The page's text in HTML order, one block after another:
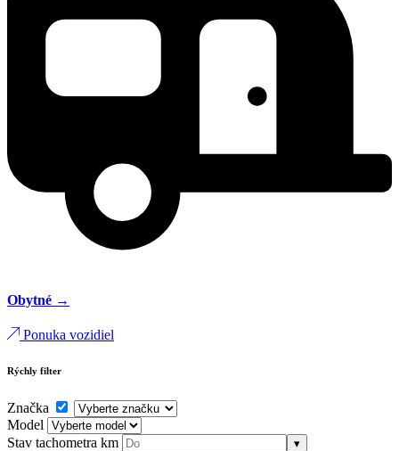
Obytné →
Ponuka vozidiel
Rýchly filter
Značka
Model
Stav tachometra km ▾